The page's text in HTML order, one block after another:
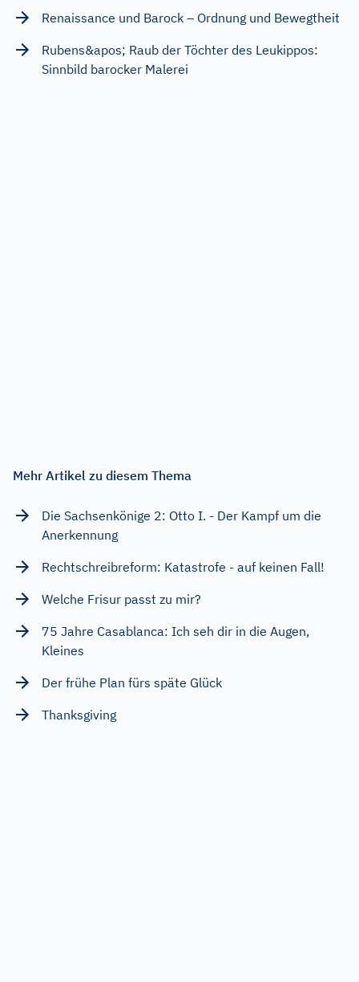
Renaissance und Barock – Ordnung und Bewegtheit
Rubens&apos; Raub der Töchter des Leukippos:
Sinnbild barocker Malerei
Mehr Artikel zu diesem Thema
Die Sachsenkönige 2: Otto I. - Der Kampf um die
Anerkennung
Rechtschreibreform: Katastrofe - auf keinen Fall!
Welche Frisur passt zu mir?
75 Jahre Casablanca: Ich seh dir in die Augen,
Kleines
Der frühe Plan fürs späte Glück
Thanksgiving